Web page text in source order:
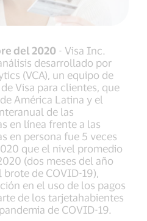
del 2020 - Visa Inc.
desarrollado por
(VCA), un equipo de
Visa para clientes, que
América Latina y el
de las
en línea frente a las
en persona fue 5 veces
que el nivel promedio
(dos meses del año
de COVID-19),
en el uso de los pagos
de los tarjetahabientes
de COVID-19.